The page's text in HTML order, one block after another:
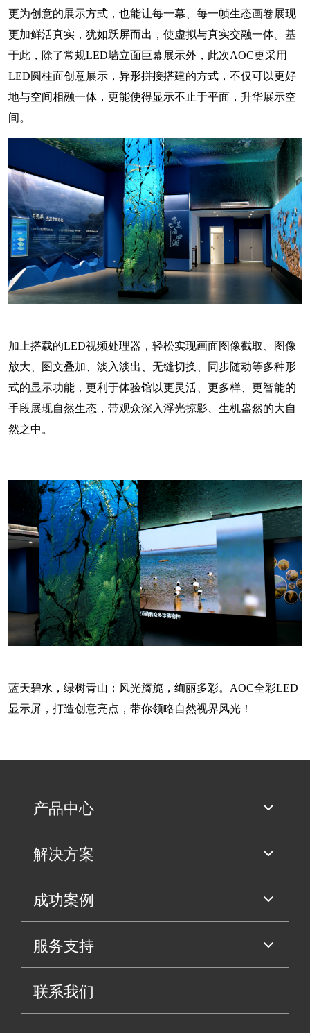
更为创意的展示方式，也能让每一幕、每一帧生态画卷展现
更加鲜活真实，犹如跃屏而出，使虚拟与真实交融一体。基
于此，除了常规LED墙立面巨幕展示外，此次AOC更采用
LED圆柱面创意展示，异形拼接搭建的方式，不仅可以更好
地与空间相融一体，更能使得显示不止于平面，升华展示空
间。
加上搭载的LED视频处理器，轻松实现画面图像截取、图像
放大、图文叠加、淡入淡出、无缝切换、同步随动等多种形
式的显示功能，更利于体验馆以更灵活、更多样、更智能的
手段展现自然生态，带观众深入浮光掠影、生机盎然的大自
然之中。
蓝天碧水，绿树青山；风光旖旎，绚丽多彩。AOC全彩LED
显示屏，打造创意亮点，带你领略自然视界风光！
产品中心
解决方案
成功案例
服务支持
联系我们